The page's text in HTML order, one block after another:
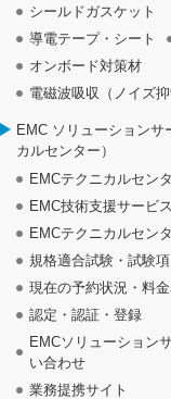
シールドガスケット
導電テープ・シート
オンボード対策材
電磁波吸収（ノイズ
EMC ソリューションサ
カルセンター）
EMCテクニカルセン
EMC技術支援サービス
EMCテクニカルセン
規格適合試験・試験
現在の予約状況・料
認定・認証・登録
EMCソリューション
い合わせ
業務提携サイト